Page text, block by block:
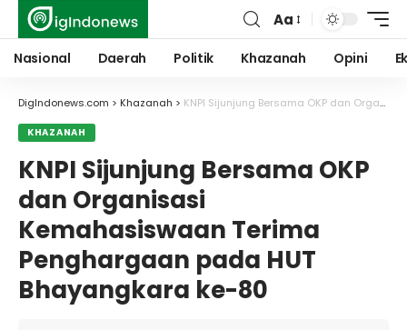
Font
Resizer
Aa
Nasional Daerah Politik Khazanah Opini
DigIndonews.com > Khazanah > KNPI Sijunjung Bersama OKP dan Organisasi Kemahasiswaan Terima Penghargaan pada HUT Bhayangkara ke-80
KHAZANAH
KNPI Sijunjung Bersama OKP
dan Organisasi
Kemahasiswaan Terima
Penghargaan pada HUT
Bhayangkara ke-80